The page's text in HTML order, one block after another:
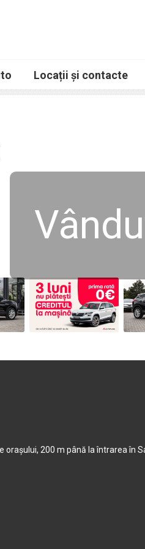
Locații și contacte
orașului, 200 m până la întrarea în